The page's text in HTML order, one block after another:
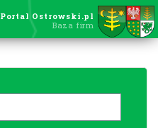
Portal Ostrowski.pl
Baza firm